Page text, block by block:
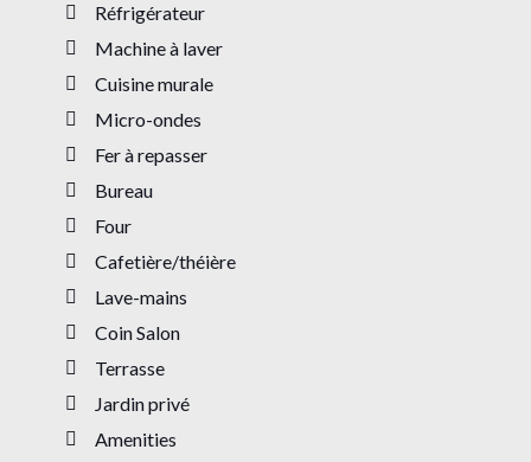
Réfrigérateur
Machine à laver
Cuisine murale
Micro-ondes
Fer à repasser
Bureau
Four
Cafetière/théière
Lave-mains
Coin Salon
Terrasse
Jardin privé
Amenities